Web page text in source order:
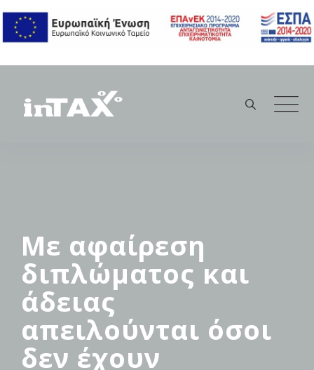
content
Με αφαίρεση
διπλώματος και
άδειας
απειλούνται όσοι
δεν έχουν